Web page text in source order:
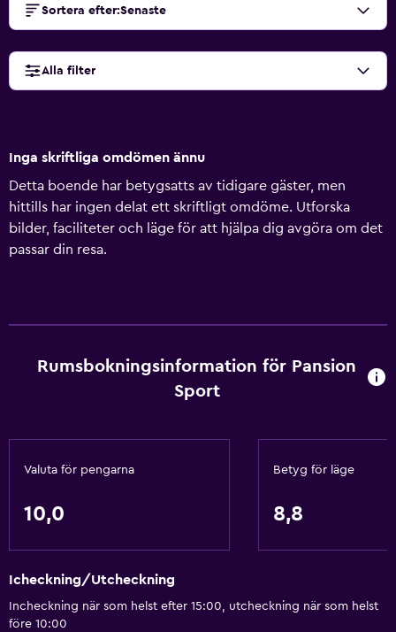
Sortera efter:Senaste
Alla filter
Inga skriftliga omdömen ännu
Detta boende har betygsatts av tidigare gäster, men
hittills har ingen delat ett skriftligt omdöme. Utforska
bilder, faciliteter och läge för att hjälpa dig avgöra om det
passar din resa.
Rumsbokningsinformation för Pansion
Sport
Valuta för pengarna
10,0
Betyg för läge
8,8
Icheckning/Utcheckning
Incheckning när som helst efter 15:00, utcheckning när som helst
före 10:00